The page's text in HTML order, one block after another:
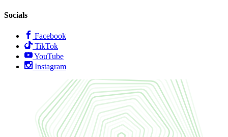
Socials
Facebook
TikTok
YouTube
Instagram